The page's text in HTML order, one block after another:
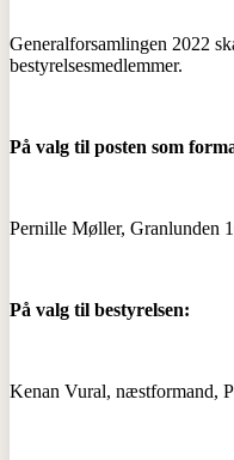
Generalforsamlingen 2022
bestyrelsesmedlemmer.
På valg til posten som
Pernille Møller, Granlunden
På valg til bestyrelsen:
Kenan Vural, næstformand,